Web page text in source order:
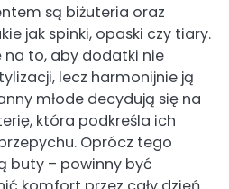
są biżuteria oraz
jak spinki, opaski czy tiary.
to, aby dodatki nie
lecz harmonijnie ją
młode decydują się na
która podkreśla ich
Oprócz tego
buty – powinny być